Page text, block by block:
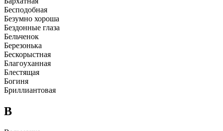
Беcподобная
Безyмно хоpоша
Бездонные глаза
Бельченок
Беpезонька
Бескоpыстная
Благоyханная
Блестящая
Богиня
Бpиллиантовая
В